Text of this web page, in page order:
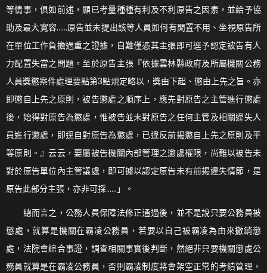
等情事，俱如前述，顯已考量種種有利及不利原告之因素，並給予協
助及最大寬容……原告並未提出該等人員如何有閒置不用、坐視原告所
在單位工作負擔過重之證據，自難僅憑其主張即可逕予認定被告有人
力配置失當之問題。至於原告主張『依據雲林縣政府及所屬機關公務
人員獎懲案件處理要點第3點規定略以，獎由下起、懲由上先之旨。亦
即懲自上先之原則，被告懲處之順序上，應先對原告之主管進行懲處
後，始得對原告為懲處，惟被告並未對原告之任何主管及相關違失人
員進行懲處，即逕自對原告為懲處，已違反前揭懲自上先之原則及平
等原則。』云云，要屬被告機關內部管理之懲處權限，尚難以被告未
對於原告單位內主管議處，即可據以認定原告未有前揭違失情節，是
原告此部分主張，亦非可採……」。
總而言之，公務人員保障法修正通過後，並不是說只要公務員被
懲處，就算是機關在霸凌公務員，若要以自己被霸凌為由來撤銷懲
處，法院會綜合事證，調查相關事實後判斷，然絕非只要機關懲處公
務員就算是在霸凌公務員，否則霸凌制度將會架空正常的考績管理，